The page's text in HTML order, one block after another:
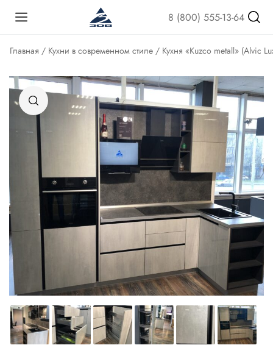
8 (800) 555-13-64
Главная / Кухни в современном стиле / Кухня «Kuzco metall» (Alvic